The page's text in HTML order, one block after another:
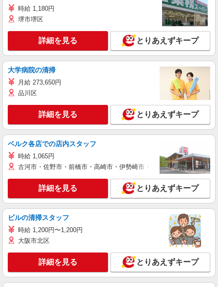
時給 1,180円
堺市堺区
詳細を見る とりあえずキープ
大学病院の清掃
月給 273,650円
品川区
詳細を見る とりあえずキープ
ベルク各店での店内スタッフ
時給 1,065円
古河市・佐野市・前橋市・高崎市・伊勢崎市・太田市・館林市・藤
詳細を見る とりあえずキープ
ビルの清掃スタッフ
時給 1,200円〜1,200円
大阪市北区
詳細を見る とりあえずキープ